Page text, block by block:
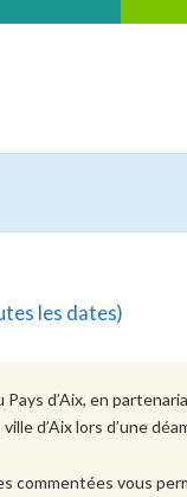
les dates)
Pays d’Aix, en
ville d’Aix lorsd’une
commentéesvous